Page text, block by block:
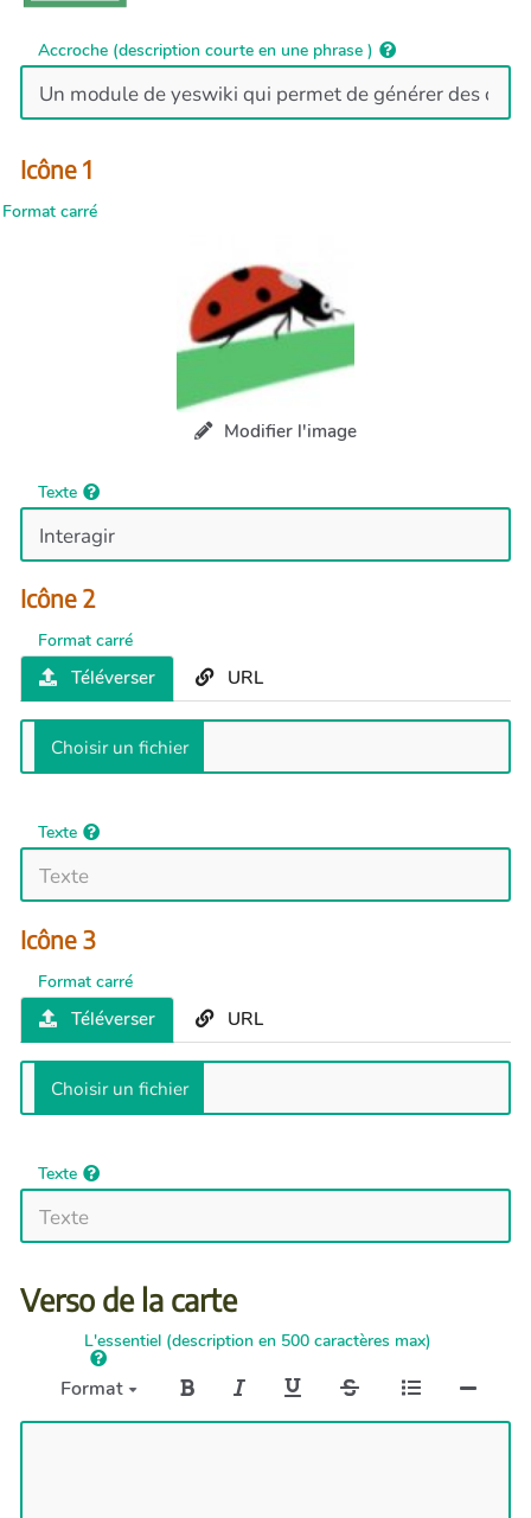
Accroche (description courte en une phrase )
Icône 1
Format carré
Modifier l'image
Texte
Icône 2
Format carré
Téléverser URL
Texte
Icône 3
Format carré
Téléverser URL
Texte
Verso de la carte
L'essentiel (description en 500 caractères max)
Format